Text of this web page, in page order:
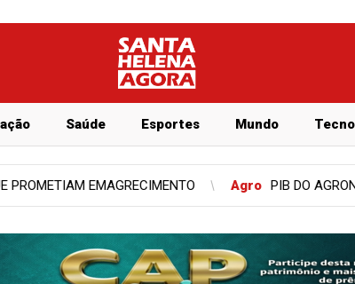
Saúde Esportes Mundo
BRASILEIRO CAI 2% NO PRIMEIRO TRIMESTRE